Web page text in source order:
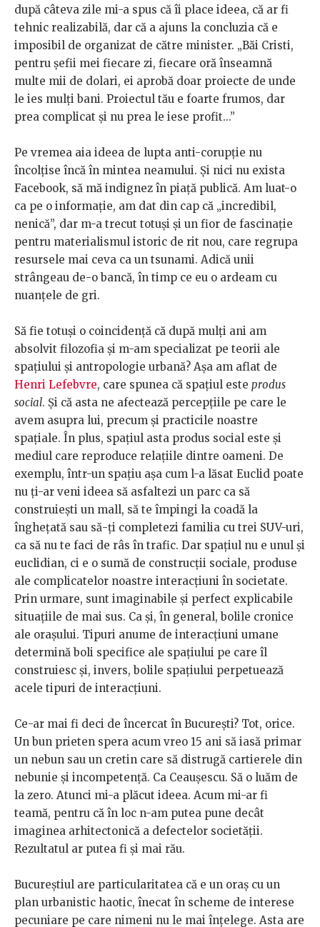
după câteva zile mi-a spus că îi place ideea, că ar fi
tehnic realizabilă, dar că a ajuns la concluzia că e
imposibil de organizat de către minister. „Băi Cristi,
pentru şefii mei fiecare zi, fiecare oră înseamnă
multe mii de dolari, ei aprobă doar proiecte de unde
le ies mulţi bani. Proiectul tău e foarte frumos, dar
prea complicat şi nu prea le iese profit...”
Pe vremea aia ideea de lupta anti-corupţie nu
încolţise încă în mintea neamului. Şi nici nu exista
Facebook, să mă indignez în piaţă publică. Am luat-o
ca pe o informaţie, am dat din cap că „incredibil,
nenică”, dar m-a trecut totuşi şi un fior de fascinaţie
pentru materialismul istoric de rit nou, care regrupa
resursele mai ceva ca un tsunami. Adică unii
strângeau de-o bancă, în timp ce eu o ardeam cu
nuanţele de gri.
Să fie totuşi o coincidenţă că după mulţi ani am
absolvit filozofia şi m-am specializat pe teorii ale
spaţiului şi antropologie urbană? Aşa am aflat de
Henri Lefebvre, care spunea că spaţiul este produs
social. Şi că asta ne afectează percepţiile pe care le
avem asupra lui, precum şi practicile noastre
spaţiale. În plus, spaţiul asta produs social este şi
mediul care reproduce relaţiile dintre oameni. De
exemplu, într-un spaţiu aşa cum l-a lăsat Euclid poate
nu ţi-ar veni ideea să asfaltezi un parc ca să
construieşti un mall, să te împingi la coadă la
îngheţată sau să-ţi completezi familia cu trei SUV-uri,
ca să nu te faci de râs în trafic. Dar spaţiul nu e unul şi
euclidian, ci e o sumă de construcţii sociale, produse
ale complicatelor noastre interacţiuni în societate.
Prin urmare, sunt imaginabile şi perfect explicabile
situaţiile de mai sus. Ca şi, în general, bolile cronice
ale oraşului. Tipuri anume de interacţiuni umane
determină boli specifice ale spaţiului pe care îl
construiesc şi, invers, bolile spaţiului perpetuează
acele tipuri de interacţiuni.
Ce-ar mai fi deci de încercat în Bucureşti? Tot, orice.
Un bun prieten spera acum vreo 15 ani să iasă primar
un nebun sau un cretin care să distrugă cartierele din
nebunie şi incompetenţă. Ca Ceauşescu. Să o luăm de
la zero. Atunci mi-a plăcut ideea. Acum mi-ar fi
teamă, pentru că în loc n-am putea pune decât
imaginea arhitectonică a defectelor societăţii.
Rezultatul ar putea fi şi mai rău.
Bucureştiul are particularitatea că e un oraş cu un
plan urbanistic haotic, înecat în scheme de interese
pecuniare pe care nimeni nu le mai înţelege. Asta are